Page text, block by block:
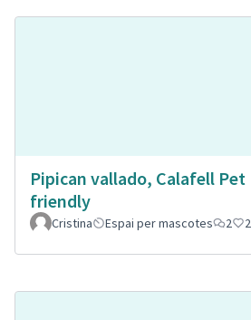
Pipican vallado, Calafell Pet
friendly
Cristina
Espai per mascotes 2 2